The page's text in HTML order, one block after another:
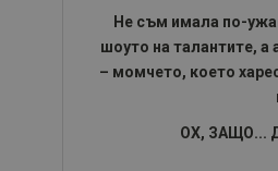
Не съм имала по-
шоуто на талантите, а
– момчето, което
ОХ, ЗАЩО...